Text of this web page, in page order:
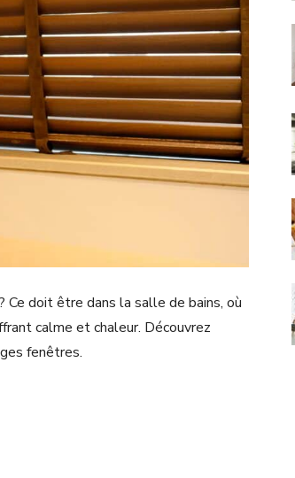
Ce doit être dans la salle de bains, où
calme et chaleur. Découvrez
fenêtres.